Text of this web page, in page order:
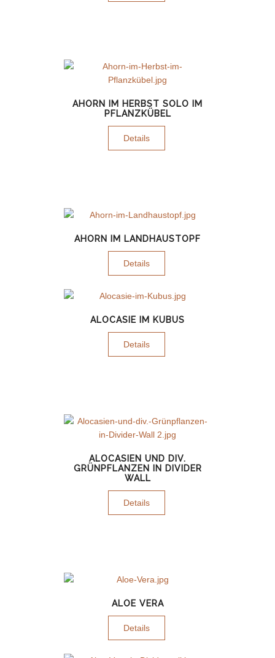
AHORN IM HERBST SOLO IM
PFLANZKÜBEL
Details
AHORN IM LANDHAUSTOPF
Details
ALOCASIE IM KUBUS
Details
ALOCASIEN UND DIV.
GRÜNPFLANZEN IN DIVIDER
WALL
Details
ALOE VERA
Details